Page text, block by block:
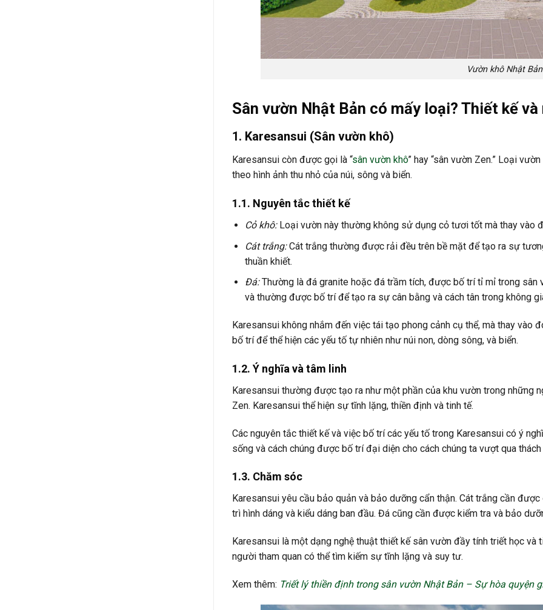
Vườn khô Nhật Bản
Sân vườn Nhật Bản có mấy loại? Thiết kế
1. Karesansui (Sân vườn khô)
Karesansui còn được gọi là “sân vườn khô” hay “sân vườn Zen.” Loại
theo hình ảnh thu nhỏ của núi, sông và biển.
1.1. Nguyên tắc thiết kế
Cỏ khô:Loại vườn này thường không sử dụng cỏ tươi tốt mà thay vào
Cát trắng:Cát trắng thường được rải đều trên bề mặt để tạo ra sự
thuần khiết.
Đá:Thường là đá granite hoặc đá trầm tích, được bố trí tỉ mỉ trong sân
và thường được bố trí để tạo ra sự cân bằng và cách tân trong không
Karesansui không nhắm đến việc tái tạo phong cảnh cụ thể, mà thay
bố trí để thể hiện các yếu tố tự nhiên như núi non, dòng sông, và biển.
1.2. Ý nghĩa và tâm linh
Karesansui thường được tạo ra như một phần của khu vườn trong những
Zen. Karesansui thể hiện sự tĩnh lặng, thiền định và tinh tế.
Các nguyên tắc thiết kế và việc bố trí các yếu tố trong Karesansui có ý
sống và cách chúng được bố trí đại diện cho cách chúng ta vượt qua
1.3. Chăm sóc
Karesansui yêu cầu bảo quản và bảo dưỡng cẩn thận. Cát trắng cần
trì hình dáng và kiểu dáng ban đầu. Đá cũng cần được kiểm tra và bảo
Karesansui là một dạng nghệ thuật thiết kế sân vườn đầy tính triết học và
người tham quan có thể tìm kiếm sự tĩnh lặng và suy tư.
Xem thêm: Triết lý thiền định trong sân vườn Nhật Bản – Sự hòa quyện